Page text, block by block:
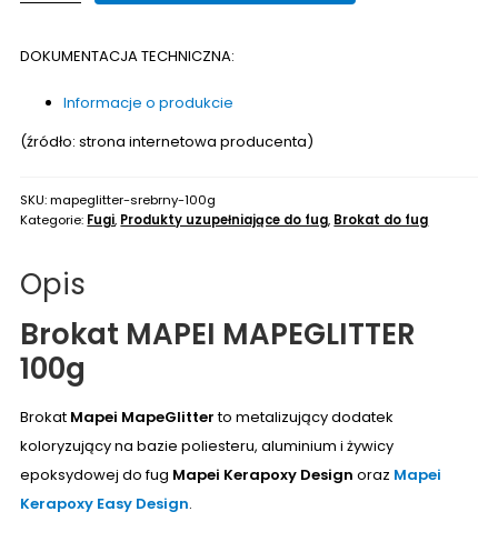
MAPEI
100g
DOKUMENTACJA TECHNICZNA:
Informacje o produkcie
(źródło: strona internetowa producenta)
SKU:mapeglitter-srebrny-100g
Kategorie: Fugi, Produkty uzupełniające do fug, Brokat do fug
Opis
Brokat MAPEI MAPEGLITTER
100g
Brokat Mapei MapeGlitterto metalizujący dodatek
koloryzujący na bazie poliesteru, aluminium i żywicy
epoksydowej do fug Mapei Kerapoxy Designoraz Mapei
Kerapoxy Easy Design.